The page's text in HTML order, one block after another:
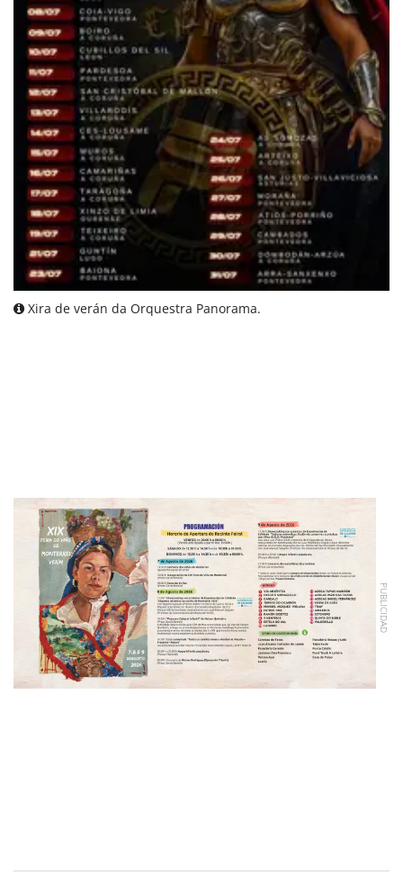
Xira de verán da Orquestra Panorama.